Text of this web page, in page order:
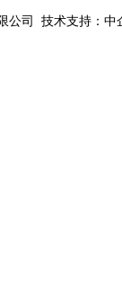
公司 技术支持：